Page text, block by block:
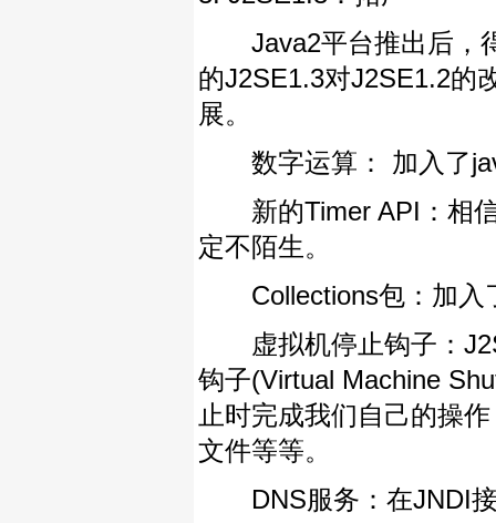
Java2平台推出后，得
的J2SE1.3对J2SE1.2的
展。
数字运算： 加入了
新的Timer API：相信
定不陌生。
Collections包：加入
虚拟机停止钩子：
钩子(Virtual Machine
止时完成我们自己的操
文件等等。
DNS服务：在JNDI接